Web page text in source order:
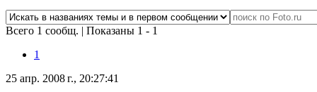
Всего 1 сообщ. | Показаны 1 - 1
1
25 апр. 2008 г., 20:27:41